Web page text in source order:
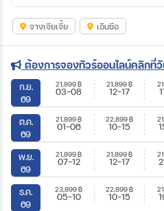
จางเจียเจี้ย เอินซือ
ต้องการจองทัวร์ออนไลน์คลิกที่
ก.ย.
69
21,899฿
03-08
21,899฿
12-17
ต.ค.
69
21,899฿
01-06
22,899฿
10-15
พ.ย.
69
21,899฿
07-12
21,899฿
12-17
ธ.ค.
69
23,899฿
05-10
22,899฿
10-15